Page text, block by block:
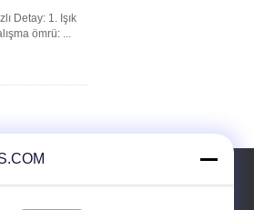
Detay: 1. Işık
ömrü: ...